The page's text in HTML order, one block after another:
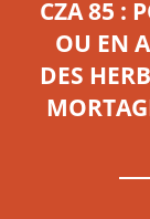
CZA 85 :
OU EN
DES